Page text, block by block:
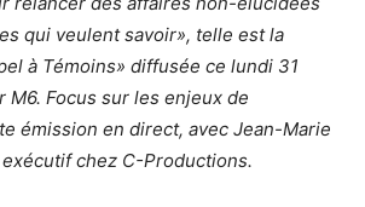
qui veulent savoir», telle est la
à Témoins» diffusée ce lundi 31
M6. Focus sur les enjeux de
émission en direct, avec Jean-Marie
chez C-Productions.